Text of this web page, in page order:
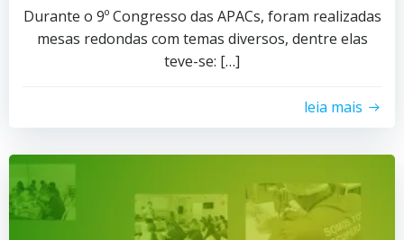
Durante o 9º Congresso das APACs, foram realizadas
mesas redondas com temas diversos, dentre elas
teve-se: […]
leia mais